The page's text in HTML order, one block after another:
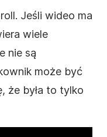
Jeśli wideo ma
wiele
nie są
może być
że była to tylko